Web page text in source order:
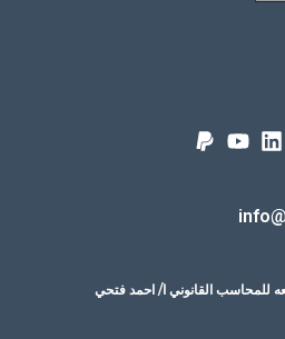
للمحاسب القانوني ا/ احمد فتحي